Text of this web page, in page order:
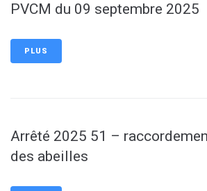
PVCM du 09 septembre 2025
PLUS
Arrêté 2025 51 –
des abeilles